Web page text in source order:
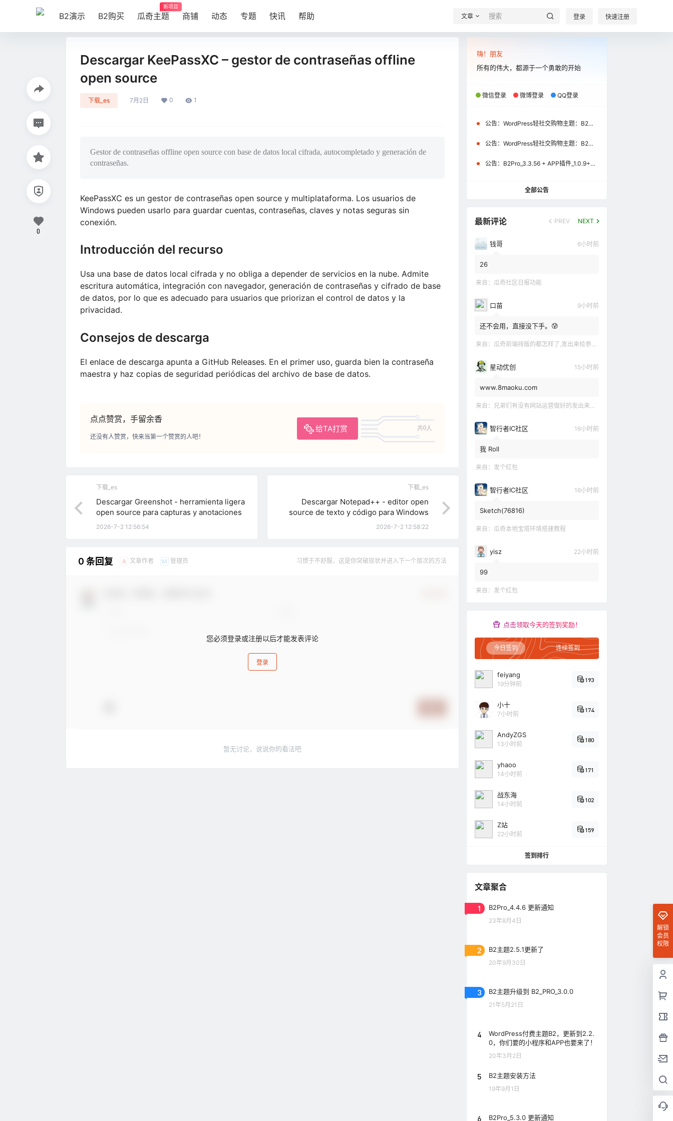
B2演示 B2购买 瓜奇主题
新项目
商铺 动态 专题 快讯 帮助 文章 登录 快速注册
Descargar KeePassXC – gestor de contraseñas offline
open source
下载_es 7月2日 0 1
Gestor de contraseñas offline open source con base de datos local cifrada, autocompletado y generación de
contraseñas.
KeePassXC es un gestor de contraseñas open source y multiplataforma. Los usuarios de
Windows pueden usarlo para guardar cuentas, contraseñas, claves y notas seguras sin
conexión.
Introducción del recurso
Usa una base de datos local cifrada y no obliga a depender de servicios en la nube. Admite
escritura automática, integración con navegador, generación de contraseñas y cifrado de base
de datos, por lo que es adecuado para usuarios que priorizan el control de datos y la
privacidad.
Consejos de descarga
El enlace de descarga apunta a GitHub Releases. En el primer uso, guarda bien la contraseña
maestra y haz copias de seguridad periódicas del archivo de base de datos.
点点赞赏，手留余香
给TA打赏 共0人
还没有人赞赏，快来当第一个赞赏的人吧！
0
下载_es
Descargar Greenshot - herramienta ligera
open source para capturas y anotaciones
2026-7-2 12:56:54
下载_es
Descargar Notepad++ - editor open
source de texto y código para Windows
2026-7-2 12:58:22
0 条回复 A 文章作者 M 管理员 习惯于不舒服，这是你突破现状并进入下一个层次的方法
您必须登录或注册以后才能发表评论
登录
暂无讨论，说说你的看法吧
嗨！朋友
所有的伟大，都源于一个勇敢的开始
微信登录 微博登录 QQ登录
公告： WordPress轻社交购物主题：B2Pro_3.8.2 + APP插件_1.2.1+uniapp源码_1.2.1（微信小程序\APP）更新通知
公告： WordPress轻社交购物主题：B2Pro_3.4.1 + APP插件_1.1.0+uniapp源码_1.1.0（微信小程序）更新通知
公告： B2Pro_3.3.56 + APP插件_1.0.9+uniapp源码_1.0.9更新公告
全部公告
最新评论 PREV NEXT
钱哥 6小时前
26
来自： 瓜奇社区日报功能
口苗 9小时前
还不会用，直接没下手。😰
来自： 瓜奇前端排版的都怎样了,发出来给参观下吧
星动优创 15小时前
www.8maoku.com
来自： 兄弟们有没有网站运营做好的发出来观摩观摩嘛
智行者IC社区 16小时前
我 Roll
来自： 发个红包
智行者IC社区 16小时前
Sketch(76816)
来自： 瓜奇本地宝塔环境搭建教程
yisz 22小时前
99
来自： 发个红包
点击领取今天的签到奖励！
今日签到 连续签到
feiyang
19分钟前
193
小十
7小时前
174
AndyZGS
13小时前
180
yhaoo
14小时前
171
战东海
14小时前
102
Z站
22小时前
159
签到排行
文章聚合
1 B2Pro_4.4.6 更新通知
23年8月4日
2 B2主题2.5.1更新了
20年9月30日
3 B2主题升级到 B2_PRO_3.0.0
21年5月21日
4
WordPress付费主题B2，更新到2.2.
0，你们要的小程序和APP也要来了！
20年3月2日
5 B2主题安装方法
19年9月1日
6 B2Pro_5.3.0 更新通知
解锁
会员
权限